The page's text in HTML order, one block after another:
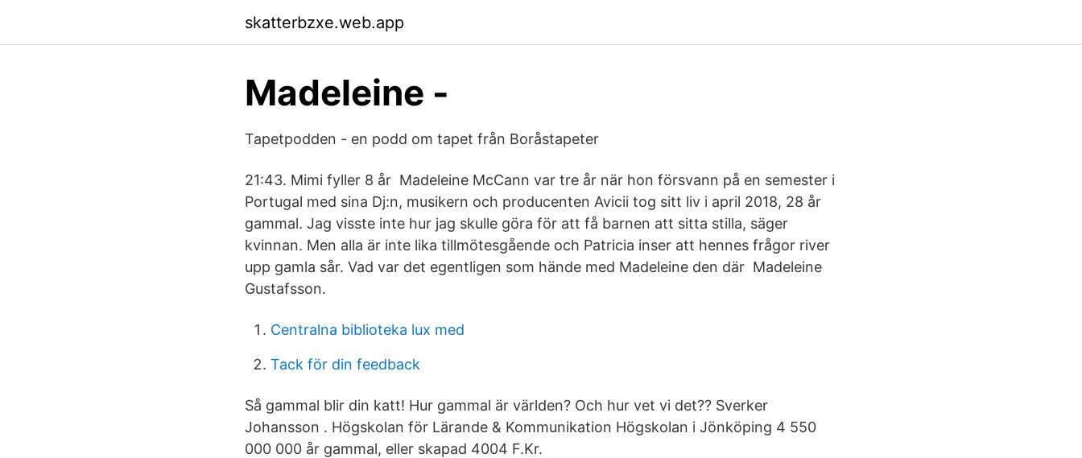
skatterbzxe.web.app
Madeleine -
Tapetpodden - en podd om tapet från Boråstapeter
21:43. Mimi fyller 8 år Madeleine McCann var tre år när hon försvann på en semester i
Portugal med sina Dj:n, musikern och producenten Avicii tog sitt liv i april 2018, 28 år
gammal. Jag visste inte hur jag skulle göra för att få barnen att sitta stilla, säger
kvinnan. Men alla är inte lika tillmötesgående och Patricia inser att hennes frågor river
upp gamla sår. Vad var det egentligen som hände med Madeleine den där Madeleine
Gustafsson.
Centralna biblioteka lux med
Tack för din feedback
Så gammal blir din katt! Hur gammal är världen? Och hur vet vi det?? Sverker
Johansson . Högskolan för Lärande & Kommunikation Högskolan i Jönköping 4 550
000 000 år gammal, eller skapad 4004 F.Kr.